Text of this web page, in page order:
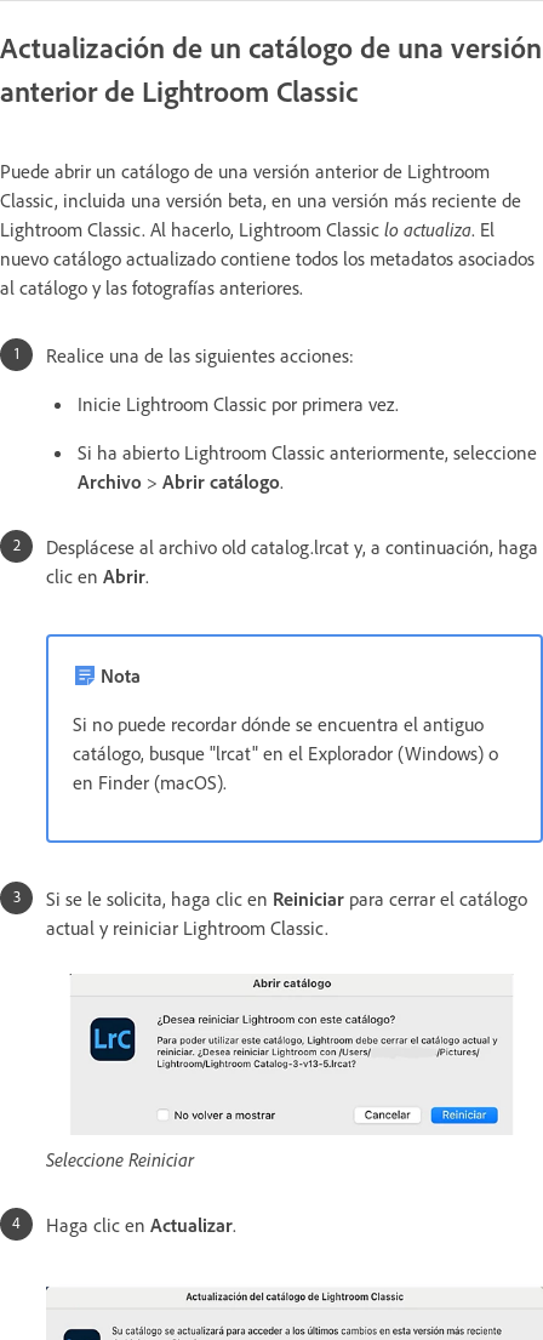
Actualización de un catálogo de una versión
anterior de Lightroom Classic
Puede abrir un catálogo de una versión anterior de Lightroom
Classic, incluida una versión beta, en una versión más reciente de
Lightroom Classic. Al hacerlo, Lightroom Classic lo actualiza. El
nuevo catálogo actualizado contiene todos los metadatos asociados
al catálogo y las fotografías anteriores.
Realice una de las siguientes acciones:
Inicie Lightroom Classic por primera vez.
Si ha abierto Lightroom Classic anteriormente, seleccione
Archivo > Abrir catálogo.
Desplácese al archivo old catalog.lrcat y, a continuación, haga
clic en Abrir.
Nota
Si no puede recordar dónde se encuentra el antiguo
catálogo, busque "lrcat" en el Explorador (Windows) o
en Finder (macOS).
Si se le solicita, haga clic en Reiniciar para cerrar el catálogo
actual y reiniciar Lightroom Classic.
Seleccione Reiniciar
Haga clic en Actualizar.